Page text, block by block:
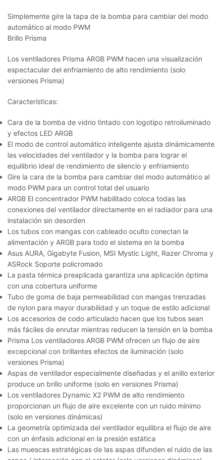
Simplemente gire la tapa de la bomba para cambiar del modo
automático al modo PWM
Brillo Prisma
Los ventiladores Prisma ARGB PWM hacen una visualización
espectacular del enfriamiento de alto rendimiento (solo
versiones Prisma)
Características:
Cara de la bomba de vidrio tintado con logotipo retroiluminado
y efectos LED ARGB
El modo de control automático inteligente ajusta dinámicamente
las velocidades del ventilador y la bomba para lograr el
equilibrio ideal de rendimiento de silencio y enfriamiento
Gire la cara de la bomba para cambiar del modo automático al
modo PWM para un control total del usuario
ARGB El concentrador PWM habilitado coloca todas las
conexiones del ventilador directamente en el radiador para una
instalación sin desorden
Los tubos con mangas con cableado oculto conectan la
alimentación y ARGB para todo el sistema en la bomba
Asus AURA, Gigabyte Fusion, MSI Mystic Light, Razer Chroma y
ASRock Soporte policromado
La pasta térmica preaplicada garantiza una aplicación óptima
con una cobertura uniforme
Tubo de goma de baja permeabilidad con mangas trenzadas
de nylon para mayor durabilidad y un toque de estilo adicional
Los accesorios de codo articulado hacen que los tubos sean
más fáciles de enrutar mientras reducen la tensión en la bomba
Prisma Los ventiladores ARGB PWM ofrecen un flujo de aire
excepcional con brillantes efectos de iluminación (solo
versiones Prisma)
Aspas de ventilador especialmente diseñadas y el anillo exterior
produce un brillo uniforme (solo en versiones Prisma)
Los ventiladores Dynamic X2 PWM de alto rendimiento
proporcionan un flujo de aire excelente con un ruido mínimo
(solo en versiones dinámicas)
La geometría optimizada del ventilador equilibra el flujo de aire
con un énfasis adicional en la presión estática
Las muescas estratégicas de las aspas difunden el ruido de las